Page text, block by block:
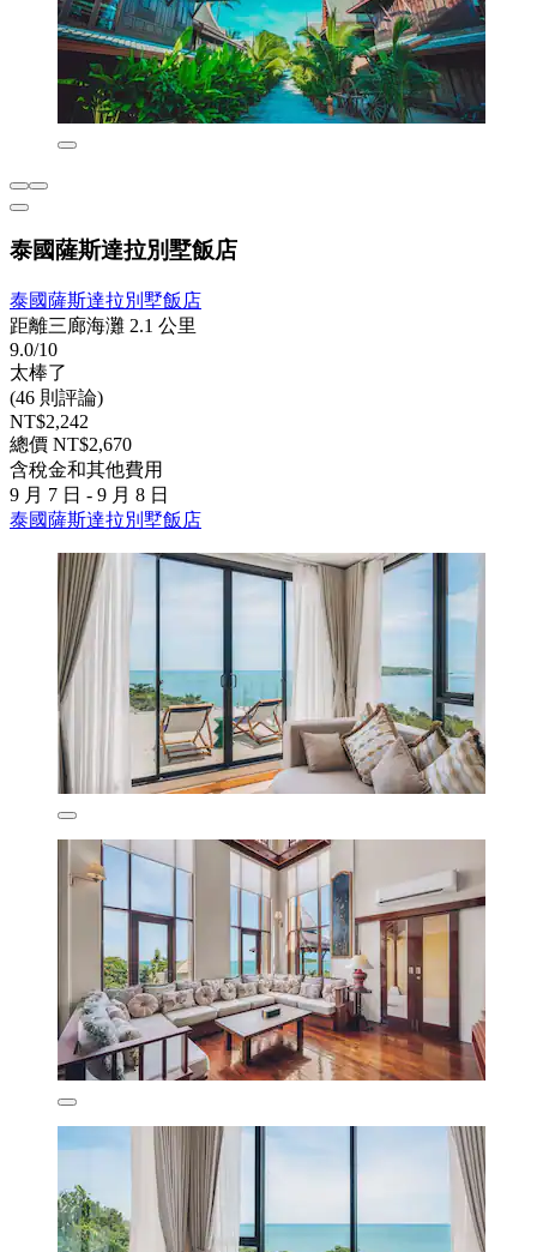
泰國薩斯達拉別墅飯店
泰國薩斯達拉別墅飯店
距離三廊海灘 2.1 公里
9.0/10
太棒了
(46 則評論)
NT$2,242
總價 NT$2,670
含稅金和其他費用
9 月 7 日 - 9 月 8 日
泰國薩斯達拉別墅飯店